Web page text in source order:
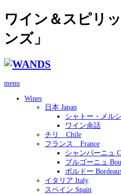
ワイン＆スピリ
ンズ」
menu
Wines
日本 Japan
シャトー・メル
ワイン余話
チリ Chile
フランス France
シャンパーニュ
ブルゴーニュ
ボルドー
イタリア Italy
スペイン Spain